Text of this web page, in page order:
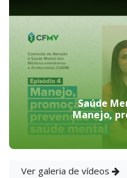
Saúde
Manejo,
Ver galeria de vídeos